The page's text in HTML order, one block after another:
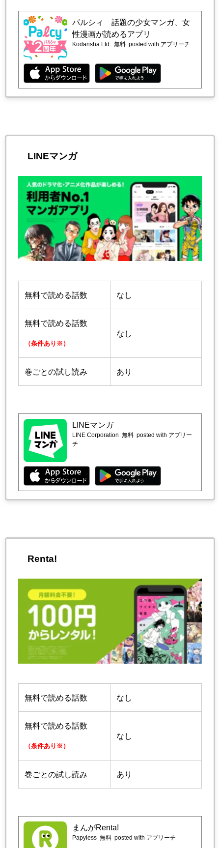
パルシィ 話題の少女マンガ、女
性漫画が読めるアプリ
Kodansha Ltd. 無料 posted with アプリーチ
LINEマンガ
無料で読める話数 なし
無料で読める話数
（条件あり※）
なし
巻ごとの試し読み あり
LINEマンガ
LINE Corporation 無料 posted with アプリー
チ
Renta!
無料で読める話数 なし
無料で読める話数
（条件あり※）
なし
巻ごとの試し読み あり
まんがRenta!
Papyless 無料 posted with アプリーチ